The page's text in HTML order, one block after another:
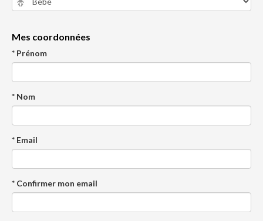
Mes coordonnées
* Prénom
* Nom
* Email
* Confirmer mon email